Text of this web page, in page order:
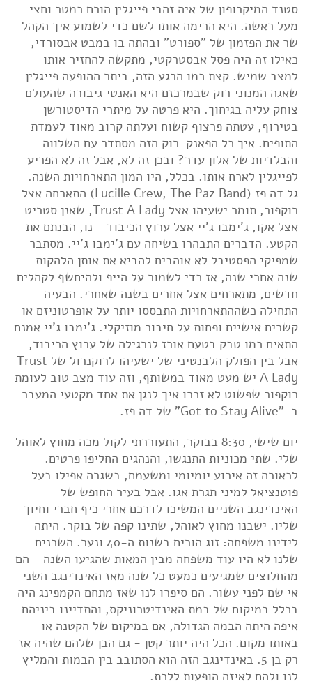
סטנד המיקרופון של איה זהבי פייגלין הורם כמטר וחצי
מעל ראשה. היא הרימה אותו לשם כדי לשמוע איך הקהל
שר את הפזמון של "ספורט" ובהתה בו במבט אבסורדי,
כאילו זה היה פסל אבסטרקטי, מתקשה להחזיר אותו
למצב שמיש. קצת כמו הרגע הזה, ביתר ההופעה פייגלין
שאגה המנוני רוק שבמרכזם היא האנטי גיבורה שהעולם
צוחק עליה בגיחוך. היא פרטה על מיתרי הדיסטורשן
בטירוף, עטתה פרצוף קשוח ועלתה קרוב מאוד לעמדת
התופים. איך כל הפאנק-רוק הזה מסתדר עם השלווה
והבלדיות של אלון עדר? ובכן זה לא, אבל זה לא הפריע
לפייגלין לארח אותו. בכלל, היו המון התארחויות השנה.
גל דה פז (Lucille Crew, The Paz Band) התארחה אצל
רוקפור, תומר ישעיהו אצל Trust A Lady, שאנן סטריט
אצל אקו, ג'ימבו ג'יי אצל ערוץ הכיבוד - נו, הבנתם את
הקטע. הדברים התבהרו בשיחה עם ג'ימבו ג'יי. מסתבר
שמפיקי הפסטיבל לא אוהבים להביא את אותן הלהקות
שנה אחרי שנה, אז כדי לשמור על הייפ ולהיחשף לקהלים
חדשים, מתארחים אצל אחרים בשנה שאחרי. הבעיה
התחילה כשההתארחויות התבססו יותר על אופרטוניזם או
קשרים אישיים ופחות על חיבור מוזיקלי. ג'ימבו ג'יי אמנם
התאים כמו טבק בטעם אורז לנרגילה של ערוץ הכיבוד,
אבל בין הפולק הלבנטיני של ישעיהו לרוקנרול של Trust
A Lady יש מעט מאוד במשותף, וזה עוד מצב טוב לעומת
רוקפור שפשוט לא זכרו איך לנגן את אחד מקטעי המעבר
ב-"Got to Stay Alive" של דה פז.
יום שישי, 8:30 בבוקר, התעוררתי לקול מכה מחוץ לאוהל
שלי. שתי מכוניות התנגשו, והנהגים החליפו פרטים.
לכאורה זה אירוע יומיומי ומשעמם, בשגרה אפילו בעל
פוטנציאל למיני תגרת אגו. אבל בעיר החופש של
האינדינגב השניים המשיכו לדרכם אחרי כיף חברי וחיוך
שליו. ישבנו מחוץ לאוהל, שתינו קפה של בוקר. היתה
לידינו משפחה: זוג הורים בשנות ה-40 ונער. השכנים
שלנו לא היו עוד משפחה מבין המאות שהגיעו השנה - הם
מהחלוצים שמגיעים כמעט כל שנה מאז האינדינגב השני
אי שם לפני עשור. הם סיפרו לנו שאז מתחם הקמפינג היה
בכלל במיקום של במת האינדיטרוניקס, והתדיינו ביניהם
איפה היתה הבמה הגדולה, אם במיקום של הקטנה או
באותו מקום. הכל היה יותר קטן - גם הבן שלהם שהיה אז
רק בן 5. באינדינגב הזה הוא הסתובב בין הבמות והמליץ
לנו ולהם לאיזה הופעות ללכת.